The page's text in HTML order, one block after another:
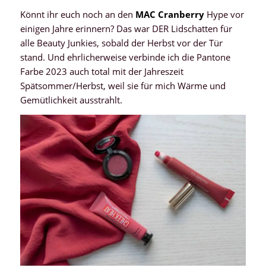
Könnt ihr euch noch an den MAC CranberryHype vor
einigen Jahre erinnern? Das war DER Lidschatten für
alle Beauty Junkies, sobald der Herbst vor der Tür
stand. Und ehrlicherweise verbinde ich die Pantone
Farbe 2023 auch total mit der Jahreszeit
Spätsommer/Herbst, weil sie für mich Wärme und
Gemütlichkeit ausstrahlt.